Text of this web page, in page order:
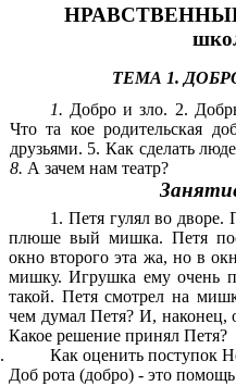
НРАВСТВЕННЫЕ
ТЕМА 1.
1. Добро и зло. 2.
Что та кое родительская
друзьями. 5. Как сделать
8. А зачем нам театр?
1. Петя гулял во
плюше вый мишка. Петя
окно второго эта жа, но в
мишку. Игрушка ему очень
такой. Петя смотрел на
чем думал Петя? И, наконец,
Какое решение принял Петя?
Как оценить поступок
Доб рота (добро) - это